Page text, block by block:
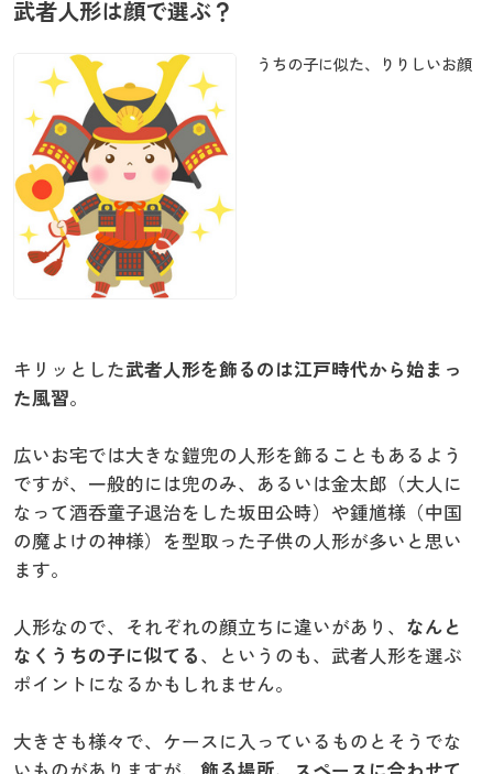
武者人形は顔で選ぶ？
キリッとした武者人形を飾るのは江戸時代から始まっ
た風習。
広いお宅では大きな鎧兜の人形を飾ることもあるよう
ですが、一般的には兜のみ、あるいは金太郎（大人に
なって酒呑童子退治をした坂田公時）や鍾馗様（中国
の魔よけの神様）を型取った子供の人形が多いと思い
ます。
人形なので、それぞれの顔立ちに違いがあり、 なんと
なくうちの子に似てる、というのも、武者人形を選ぶ
ポイントになるかもしれません。
大きさも様々で、ケースに入っているものとそうでな
うちの子に似た、りりしいお顔